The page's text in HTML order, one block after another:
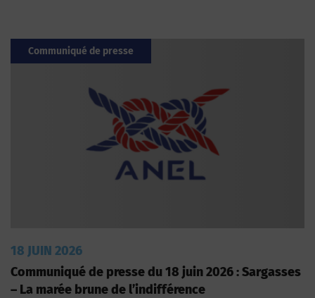
Communiqué de presse
18 JUIN 2026
Communiqué de presse du 18 juin 2026 : Sargasses
– La marée brune de l’indifférence